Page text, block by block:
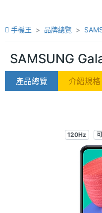
手機王 品牌總覽
SAMSUNG
產品總覽 介紹規格
120Hz